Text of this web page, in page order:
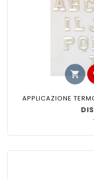
shopping_cart
APPLICAZIONE